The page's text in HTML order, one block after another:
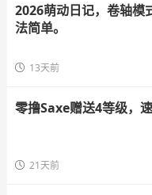
2026萌动日记，卷轴模
法简单。
13天前
零撸Saxe赠送4等级，
21天前